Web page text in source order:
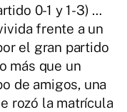
0-1 y 1-3) …
frente a un
el gran partido
más que un
de amigos, una
rozó la matrícula